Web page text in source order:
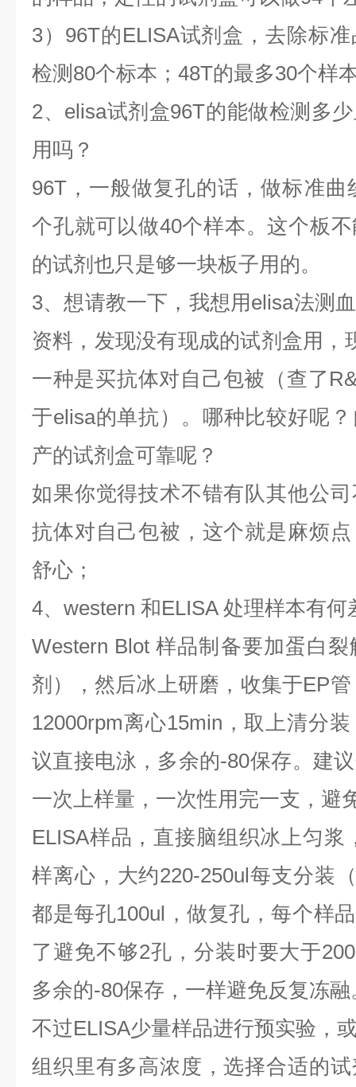
3）96T的ELISA试剂盒，去除标
检测80个标本；48T的最多30个样
2、elisa试剂盒96T的能做检测多
用吗？
96T，一般做复孔的话，做标准曲
个孔就可以做40个样本。这个板
的试剂也只是够一块板子用的。
3、想请教一下，我想用elisa法测
资料，发现没有现成的试剂盒用，
一种是买抗体对自己包被（查了
于elisa的单抗）。哪种比较好呢
产的试剂盒可靠呢？
如果你觉得技术不错有队其他公
抗体对自己包被，这个就是麻烦
舒心；
4、western 和ELISA 处理样本有何
Western Blot 样品制备要加蛋白
剂），然后冰上研磨，收集于EP
12000rpm离心15min，取上清分
议直接电泳，多余的-80保存。建
一次上样量，一次性用完一支，避
ELISA样品，直接脑组织冰上匀浆
样离心，大约220-250ul每支分装
都是每孔100ul，做复孔，每个样
了避免不够2孔，分装时要大于
多余的-80保存，一样避免反复冻融
不过ELISA少量样品进行预实验，
组织里有多高浓度，选择合适的